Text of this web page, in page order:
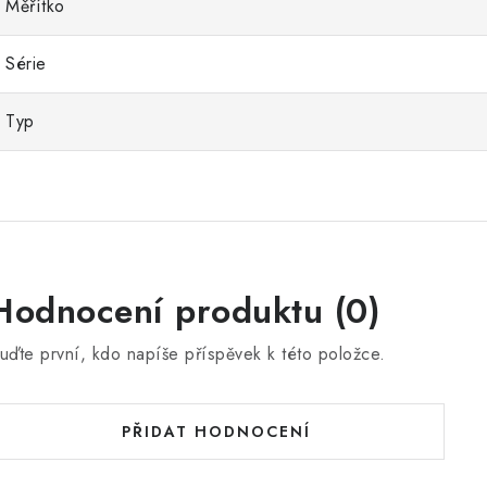
Měřítko
Série
Typ
produktu (0)
první, kdo napíše příspěvek k této položce.
PŘIDAT HODNOCENÍ